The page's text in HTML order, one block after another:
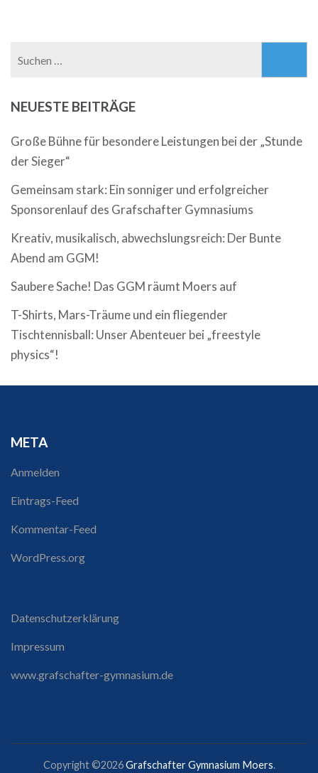
NEUESTE BEITRÄGE
Große Bühne für besondere Leistungen bei der „Stunde
der Sieger“
Gemeinsam stark: Ein sonniger und erfolgreicher
Sponsorenlauf des Grafschafter Gymnasiums
Kreativ, musikalisch, abwechslungsreich: Der Bunte
Abend am GGM!
Saubere Sache! Das GGM räumt Moers auf
T-Shirts, Mars-Träume und ein fliegender
Tischtennisball: Unser Abenteuer bei „freestyle
physics“!
META
Anmelden
Eintrags-Feed
Kommentar-Feed
WordPress.org
Datenschutzerklärung
Impressum
www.grafschafter-gymnasium.de
Copyright ©2026Grafschafter Gymnasium Moers.